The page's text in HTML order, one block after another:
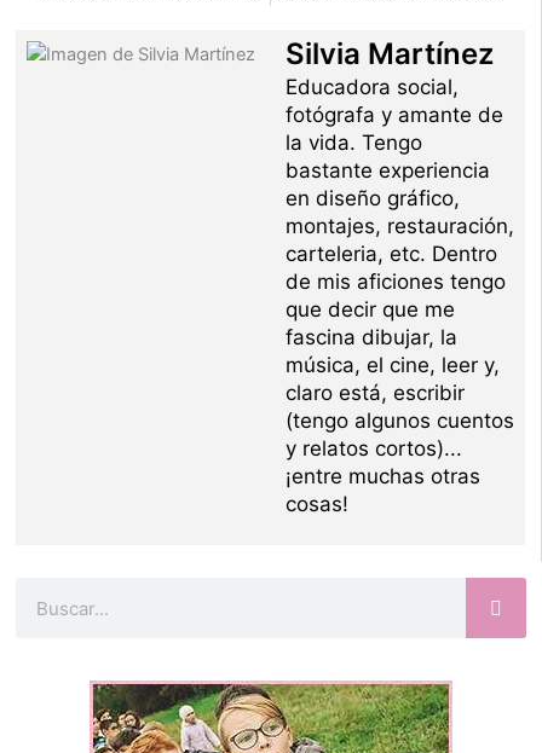
Silvia Martínez
Educadora social,
fotógrafa y amante de
la vida. Tengo
bastante experiencia
en diseño gráfico,
montajes, restauración,
carteleria, etc. Dentro
de mis aficiones tengo
que decir que me
fascina dibujar, la
música, el cine, leer y,
claro está, escribir
(tengo algunos cuentos
y relatos cortos)...
¡entre muchas otras
cosas!